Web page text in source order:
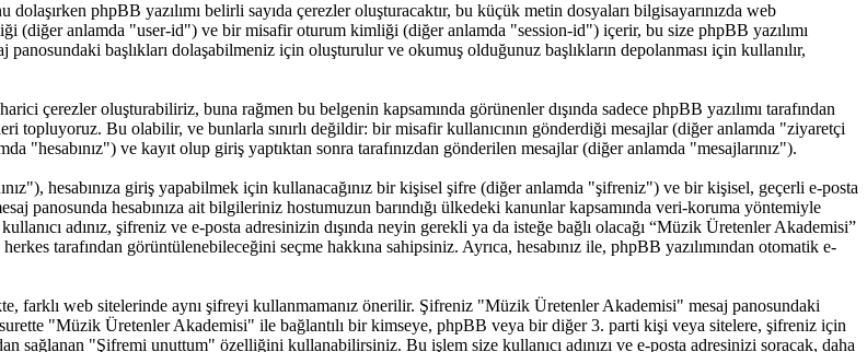
phpBB yazılımı belirli sayıda çerezler oluşturacaktır, bu küçük metin dosyaları bilgisayarınızda web
(diğer anlamda "user-id") ve bir misafir oturum kimliği (diğer anlamda "session-id") içerir, bu size phpBB yazılımı
başlıkları dolaşabilmeniz için oluşturulur ve okumuş olduğunuz başlıkların depolanması için kullanılır,
çerezler oluşturabiliriz, buna rağmen bu belgenin kapsamında görünenler dışında sadece phpBB yazılımı tarafından
topluyoruz. Bu olabilir, ve bunlarla sınırlı değildir: bir misafir kullanıcının gönderdiği mesajlar (diğer anlamda "ziyaretçi
"hesabınız") ve kayıt olup giriş yaptıktan sonra tarafınızdan gönderilen mesajlar (diğer anlamda "mesajlarınız").
hesabınıza giriş yapabilmek için kullanacağınız bir kişisel şifre (diğer anlamda "şifreniz") ve bir kişisel, geçerli e-posta
panosunda hesabınıza ait bilgileriniz hostumuzun barındığı ülkedeki kanunlar kapsamında veri-koruma yöntemiyle
adınız, şifreniz ve e-posta adresinizin dışında neyin gerekli ya da isteğe bağlı olacağı “Müzik Üretenler Akademisi”
tarafından görüntülenebileceğini seçme hakkına sahipsiniz. Ayrıca, hesabınız ile, phpBB yazılımından otomatik e-
farklı web sitelerinde aynı şifreyi kullanmamanız önerilir. Şifreniz "Müzik Üretenler Akademisi" mesaj panosundaki
"Müzik Üretenler Akademisi" ile bağlantılı bir kimseye, phpBB veya bir diğer 3. parti kişi veya sitelere, şifreniz için
sağlanan "Şifremi unuttum" özelliğini kullanabilirsiniz. Bu işlem size kullanıcı adınızı ve e-posta adresinizi soracak, daha